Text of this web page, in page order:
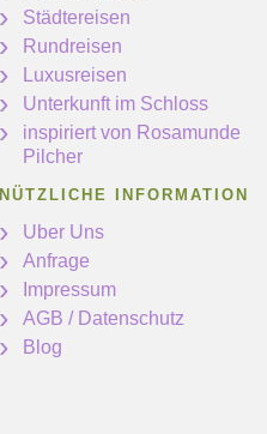
Städtereisen
Rundreisen
Luxusreisen
Unterkunft im Schloss
inspiriert von Rosamunde
Pilcher
NÜTZLICHE INFORMATION
Uber Uns
Anfrage
Impressum
AGB / Datenschutz
Blog